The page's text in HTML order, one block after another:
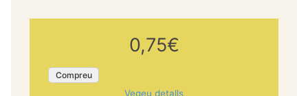
0,75€
Compreu
Vegeu detalls